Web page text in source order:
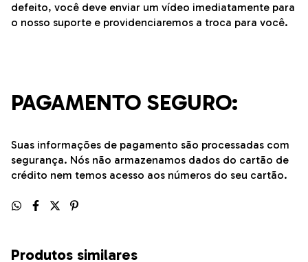
defeito, você deve enviar um vídeo imediatamente para
o nosso suporte e providenciaremos a troca para você.
PAGAMENTO SEGURO:
Suas informações de pagamento são processadas com
segurança. Nós não armazenamos dados do cartão de
crédito nem temos acesso aos números do seu cartão.
Produtos similares